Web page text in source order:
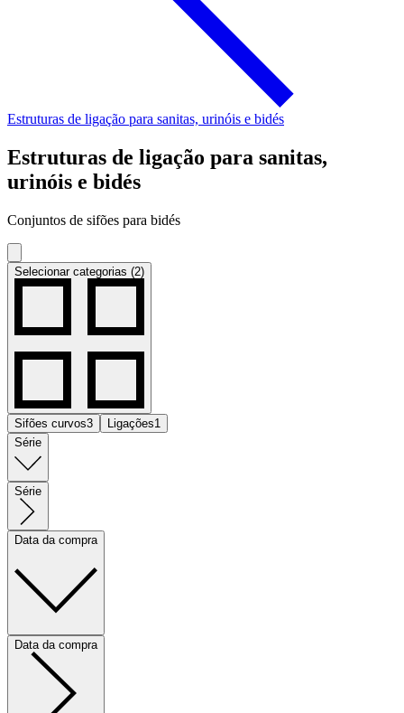
Estruturas de ligação para sanitas, urinóis e bidés
Estruturas de ligação para sanitas,
urinóis e bidés
Conjuntos de sifões para bidés
Selecionar categorias (2)
Sifões curvos3 Ligações1
Série
Série
Data da compra
Data da compra